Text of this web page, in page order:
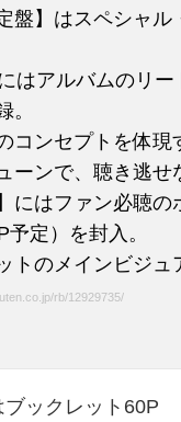
盤】はスペシャ
はアルバムのリ
。
コンセプトを体
ーンで、聴き逃せ
にはファン必聴
予定）を封入。
トのメインビジュ
rb/12929735/
ックレット60P